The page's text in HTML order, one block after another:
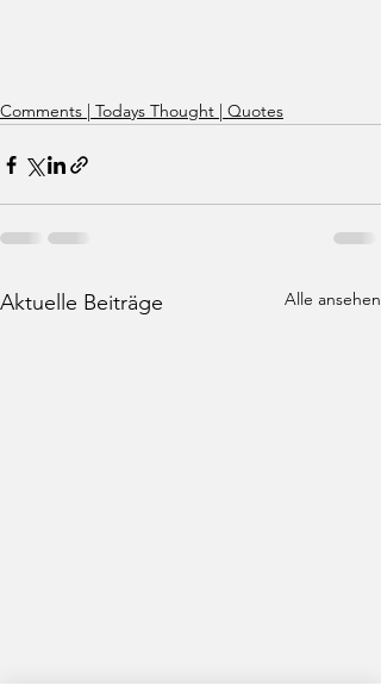
Comments | Todays Thought | Quotes
Aktuelle Beiträge Alle ansehen